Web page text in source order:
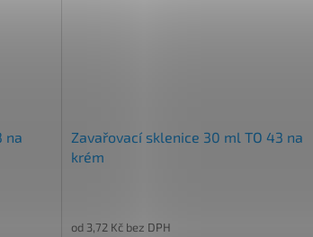
na
Zavařovací sklenice 30 ml TO 43 na
krém
od 3,72 Kč bez DPH